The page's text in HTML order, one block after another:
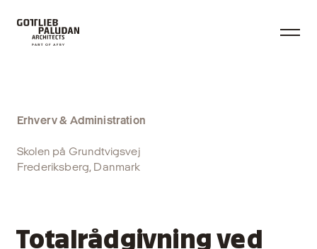
Totalrådgivning ved
Erhverv & Administration
Skolen på Grundtvigsvej
Frederiksberg, Danmark